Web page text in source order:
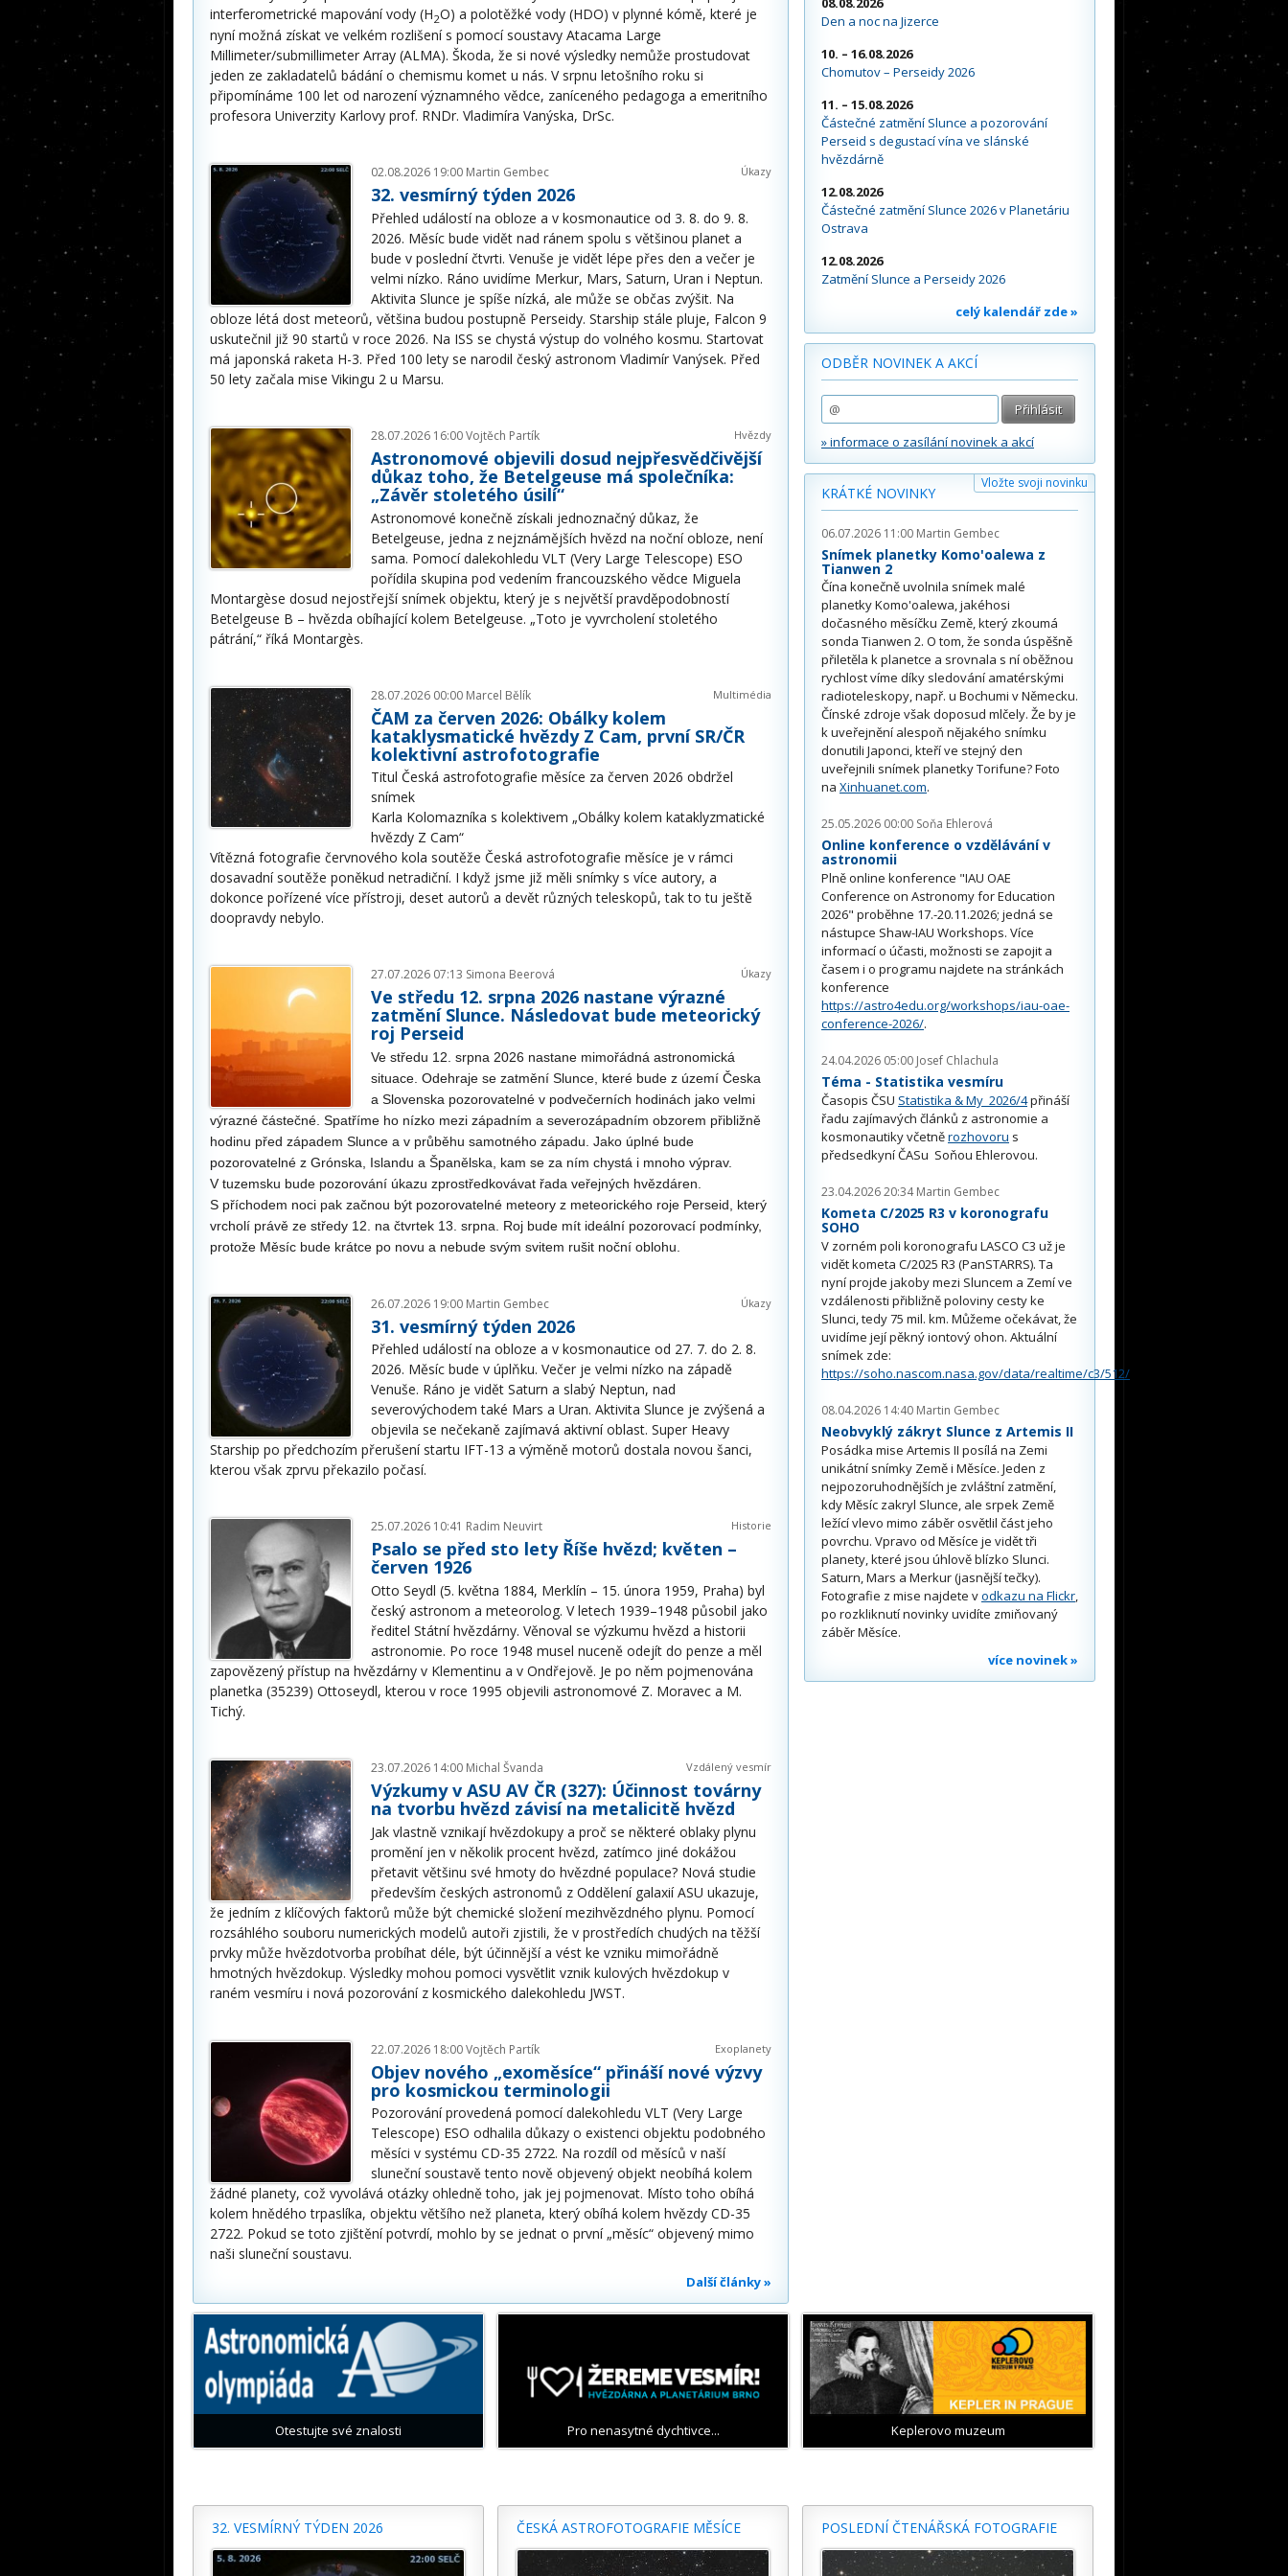
interferometrické mapování vody (H2O) a polotěžké vody (HDO) v plynné kómě, které je
nyní možná získat ve velkém rozlišení s pomocí soustavy Atacama Large
Millimeter/submillimeter Array (ALMA). Škoda, že si nové výsledky nemůže prostudovat
jeden ze zakladatelů bádání o chemismu komet u nás. V srpnu letošního roku si
připomínáme 100 let od narození významného vědce, zaníceného pedagoga a emeritního
profesora Univerzity Karlovy prof. RNDr. Vladimíra Vanýska, DrSc.
02.08.2026 19:00 Martin Gembec Úkazy
32. vesmírný týden 2026
Přehled událostí na obloze a v kosmonautice od 3. 8. do 9. 8.
2026. Měsíc bude vidět nad ránem spolu s většinou planet a
bude v poslední čtvrti. Venuše je vidět lépe přes den a večer je
velmi nízko. Ráno uvidíme Merkur, Mars, Saturn, Uran i Neptun.
Aktivita Slunce je spíše nízká, ale může se občas zvýšit. Na
obloze létá dost meteorů, většina budou postupně Perseidy. Starship stále pluje, Falcon 9
uskutečnil již 90 startů v roce 2026. Na ISS se chystá výstup do volného kosmu. Startovat
má japonská raketa H-3. Před 100 lety se narodil český astronom Vladimír Vanýsek. Před
50 lety začala mise Vikingu 2 u Marsu.
28.07.2026 16:00Vojtěch Partík Hvězdy
Astronomové objevili dosud nejpřesvědčivější
důkaz toho, že Betelgeuse má společníka:
„Závěr stoletého úsilí“
Astronomové konečně získali jednoznačný důkaz, že
Betelgeuse, jedna z nejznámějších hvězd na noční obloze, není
sama. Pomocí dalekohledu VLT (Very Large Telescope) ESO
pořídila skupina pod vedením francouzského vědce Miguela
Montargèse dosud nejostřejší snímek objektu, který je s největší pravděpodobností
Betelgeuse B – hvězda obíhající kolem Betelgeuse. „Toto je vyvrcholení stoletého
pátrání,“ říká Montargès.
28.07.2026 00:00 Marcel Bělík Multimédia
ČAM za červen 2026: Obálky kolem
kataklysmatické hvězdy Z Cam, první SR/ČR
kolektivní astrofotografie
Titul Česká astrofotografie měsíce za červen 2026 obdržel
snímek
Karla Kolomazníka s kolektivem „Obálky kolem kataklyzmatické
hvězdy Z Cam“
Vítězná fotografie červnového kola soutěže Česká astrofotografie měsíce je v rámci
dosavadní soutěže poněkud netradiční. I když jsme již měli snímky s více autory, a
dokonce pořízené více přístroji, deset autorů a devět různých teleskopů, tak to tu ještě
doopravdy nebylo.
27.07.2026 07:13 Simona Beerová Úkazy
Ve středu 12. srpna 2026 nastane výrazné
zatmění Slunce. Následovat bude meteorický
roj Perseid
Ve středu 12. srpna 2026 nastane mimořádná astronomická
situace. Odehraje se zatmění Slunce, které bude z území Česka
a Slovenska pozorovatelné v podvečerních hodinách jako velmi
výrazné částečné. Spatříme ho nízko mezi západním a severozápadním obzorem přibližně
hodinu před západem Slunce a v průběhu samotného západu. Jako úplné bude
pozorovatelné z Grónska, Islandu a Španělska, kam se za ním chystá i mnoho výprav.
V tuzemsku bude pozorování úkazu zprostředkovávat řada veřejných hvězdáren.
S příchodem noci pak začnou být pozorovatelné meteory z meteorického roje Perseid, který
vrcholí právě ze středy 12. na čtvrtek 13. srpna. Roj bude mít ideální pozorovací podmínky,
protože Měsíc bude krátce po novu a nebude svým svitem rušit noční oblohu.
26.07.2026 19:00 Martin Gembec Úkazy
31. vesmírný týden 2026
Přehled událostí na obloze a v kosmonautice od 27. 7. do 2. 8.
2026. Měsíc bude v úplňku. Večer je velmi nízko na západě
Venuše. Ráno je vidět Saturn a slabý Neptun, nad
severovýchodem také Mars a Uran. Aktivita Slunce je zvýšená a
objevila se nečekaně zajímavá aktivní oblast. Super Heavy
Starship po předchozím přerušení startu IFT-13 a výměně motorů dostala novou šanci,
kterou však zprvu překazilo počasí.
25.07.2026 10:41 Radim Neuvirt Historie
Psalo se před sto lety Říše hvězd; květen –
červen 1926
Otto Seydl (5. května 1884, Merklín – 15. února 1959, Praha) byl
český astronom a meteorolog. V letech 1939–1948 působil jako
ředitel Státní hvězdárny. Věnoval se výzkumu hvězd a historii
astronomie. Po roce 1948 musel nuceně odejít do penze a měl
zapovězený přístup na hvězdárny v Klementinu a v Ondřejově. Je po něm pojmenována
planetka (35239) Ottoseydl, kterou v roce 1995 objevili astronomové Z. Moravec a M.
Tichý.
23.07.2026 14:00 Michal Švanda Vzdálený vesmír
Výzkumy v ASU AV ČR (327): Účinnost továrny
na tvorbu hvězd závisí na metalicitě hvězd
Jak vlastně vznikají hvězdokupy a proč se některé oblaky plynu
promění jen v několik procent hvězd, zatímco jiné dokážou
přetavit většinu své hmoty do hvězdné populace? Nová studie
především českých astronomů z Oddělení galaxií ASU ukazuje,
že jedním z klíčových faktorů může být chemické složení mezihvězdného plynu. Pomocí
rozsáhlého souboru numerických modelů autoři zjistili, že v prostředích chudých na těžší
prvky může hvězdotvorba probíhat déle, být účinnější a vést ke vzniku mimořádně
hmotných hvězdokup. Výsledky mohou pomoci vysvětlit vznik kulových hvězdokup v
raném vesmíru i nová pozorování z kosmického dalekohledu JWST.
22.07.2026 18:00Vojtěch Partík Exoplanety
Objev nového „exoměsíce“ přináší nové výzvy
pro kosmickou terminologii
Pozorování provedená pomocí dalekohledu VLT (Very Large
Telescope) ESO odhalila důkazy o existenci objektu podobného
měsíci v systému CD-35 2722. Na rozdíl od měsíců v naší
sluneční soustavě tento nově objevený objekt neobíhá kolem
žádné planety, což vyvolává otázky ohledně toho, jak jej pojmenovat. Místo toho obíhá
kolem hnědého trpaslíka, objektu většího než planeta, který obíhá kolem hvězdy CD-35
2722. Pokud se toto zjištění potvrdí, mohlo by se jednat o první „měsíc“ objevený mimo
naši sluneční soustavu.
Další články »
Den a noc na Jizerce
10. – 16.08.2026
Chomutov – Perseidy 2026
11. – 15.08.2026
Částečné zatmění Slunce a pozorování
Perseid s degustací vína ve slánské
hvězdárně
12.08.2026
Částečné zatmění Slunce 2026 v Planetáriu
Ostrava
12.08.2026
Zatmění Slunce a Perseidy 2026
celý kalendář zde »
ODBĚR NOVINEK A AKCÍ
» informace o zasílání novinek a akcí
Vložte svoji novinku
KRÁTKÉ NOVINKY
06.07.2026 11:00 Martin Gembec
Snímek planetky Komo'oalewa z
Tianwen 2
Čína konečně uvolnila snímek malé
planetky Komo'oalewa, jakéhosi
dočasného měsíčku Země, který zkoumá
sonda Tianwen 2. O tom, že sonda úspěšně
přiletěla k planetce a srovnala s ní oběžnou
rychlost víme díky sledování amatérskými
radioteleskopy, např. u Bochumi v Německu.
Čínské zdroje však doposud mlčely. Že by je
k uveřejnění alespoň nějakého snímku
donutili Japonci, kteří ve stejný den
uveřejnili snímek planetky Torifune? Foto
na Xinhuanet.com.
25.05.2026 00:00 Soňa Ehlerová
Online konference o vzdělávání v
astronomii
Plně online konference "IAU OAE
Conference on Astronomy for Education
2026" proběhne 17.-20.11.2026; jedná se
nástupce Shaw-IAU Workshops. Více
informací o účasti, možnosti se zapojit a
časem i o programu najdete na stránkách
konference
https://astro4edu.org/workshops/iau-oae-
conference-2026/.
24.04.2026 05:00 Josef Chlachula
Téma - Statistika vesmíru
Časopis ČSU Statistika & My 2026/4přináší
řadu zajímavých článků z astronomie a
kosmonautiky včetněrozhovoru s
předsedkyní ČASu Soňou Ehlerovou.
23.04.2026 20:34 Martin Gembec
Kometa C/2025 R3 v koronografu
SOHO
V zorném poli koronografu LASCO C3 už je
vidět kometa C/2025 R3 (PanSTARRS). Ta
nyní projde jakoby mezi Sluncem a Zemí ve
vzdálenosti přibližně poloviny cesty ke
Slunci, tedy 75 mil. km. Můžeme očekávat, že
uvidíme její pěkný iontový ohon. Aktuální
snímek zde:
https://soho.nascom.nasa.gov/data/realtime/c3/512/
08.04.2026 14:40 Martin Gembec
Neobvyklý zákryt Slunce z Artemis II
Posádka mise Artemis II posílá na Zemi
unikátní snímky Země i Měsíce. Jeden z
nejpozoruhodnějších je zvláštní zatmění,
kdy Měsíc zakryl Slunce, ale srpek Země
ležící vlevo mimo záběr osvětlil část jeho
povrchu. Vpravo od Měsíce je vidět tři
planety, které jsou úhlově blízko Slunci.
Saturn, Mars a Merkur (jasnější tečky).
Fotografie z mise najdete vodkazu na Flickr,
po rozkliknutí novinky uvidíte zmiňovaný
záběr Měsíce.
více novinek »
Otestujte své znalosti Pro nenasytné dychtivce... Keplerovo muzeum
32. VESMÍRNÝ TÝDEN 2026 ČESKÁ ASTROFOTOGRAFIE MĚSÍCE POSLEDNÍ ČTENÁŘSKÁ FOTOGRAFIE